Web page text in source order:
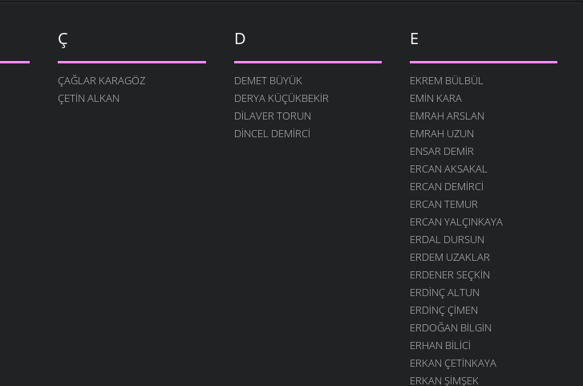
Ç
ÇAĞLAR KARAGÖZ
ÇETIN ALKAN
D
DEMET BÜYÜK
DERYA KÜÇÜKBEKIR
DILAVER TORUN
DINCEL DEMIRCI
E
EKREM BÜLBÜL
EMIN KARA
EMRAH ARSLAN
EMRAH UZUN
ENSAR DEMIR
ERCAN AKSAKAL
ERCAN DEMIRCI
ERCAN TEMUR
ERCAN YALÇINKAYA
ERDAL DURSUN
ERDEM UZAKLAR
ERDENER SEÇKIN
ERDINÇ ALTUN
ERDINÇ ÇIMEN
ERDOĞAN BILGIN
ERHAN BILICI
ERKAN ÇETINKAYA
ERKAN ŞIMŞEK